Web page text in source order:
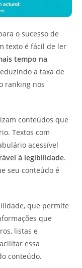
o sucesso de
texto é fácil de ler
tempo na
a taxa de
ranking nos
conteúdos que
Textos com
acessível
à legibilidade.
seu conteúdo é
que permite
que
listas e
essa
conteúdo.